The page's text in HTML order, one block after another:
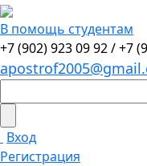
В помощь студентам
+7 (902) 923 09 92 /+7
Вход
Регистрация